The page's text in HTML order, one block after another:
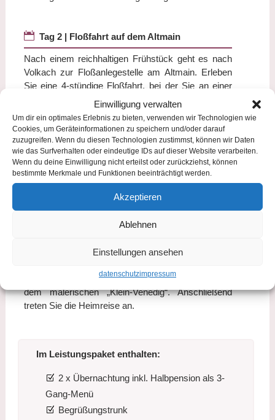
Einwilligung verwalten
Um dir ein optimales Erlebnis zu bieten, verwenden wir Technologien wie
Cookies, um Geräteinformationen zu speichern und/oder darauf
zuzugreifen. Wenn du diesen Technologien zustimmst, können wir Daten
wie das Surfverhalten oder eindeutige IDs auf dieser Website verarbeiten.
Wenn du deine Einwilligung nicht erteilst oder zurückziehst, können
bestimmte Merkmale und Funktionen beeinträchtigt werden.
Akzeptieren
Ablehnen
Einstellungen ansehen
datenschutzimpressum
 Tag 2 | Floßfahrt auf dem Altmain
Nach einem reichhaltigen Frühstück geht es nach
Volkach zur Floßanlegestelle am Altmain. Erleben
Sie eine 4-stündige Floßfahrt, bei der Sie an einer
fachlich geführten Weinprobe mit sechs Weinen des
„Weinguts Am Lump“ teilnehmen. Für die nötige
Stärkung gibt es eine auf dem Floß deftige
Heckerplatte.
Am Nachmittag geht es zurück nach Schlüsselfeld,
wo abends ein leckeres
Tag 3 | Bamberg und Abreise
Nach dem Frühstück entdecken Sie bei einer
Sehenswürdigkeiten Dom, der alten Hofhaltung und
dem malerischen „Klein-Venedig“. Anschließend
treten Sie die Heimreise an.
Im Leistungspaket enthalten:
2 x Übernachtung inkl. Halbpension als 3-
Gang-Menü
Begrüßungstrunk